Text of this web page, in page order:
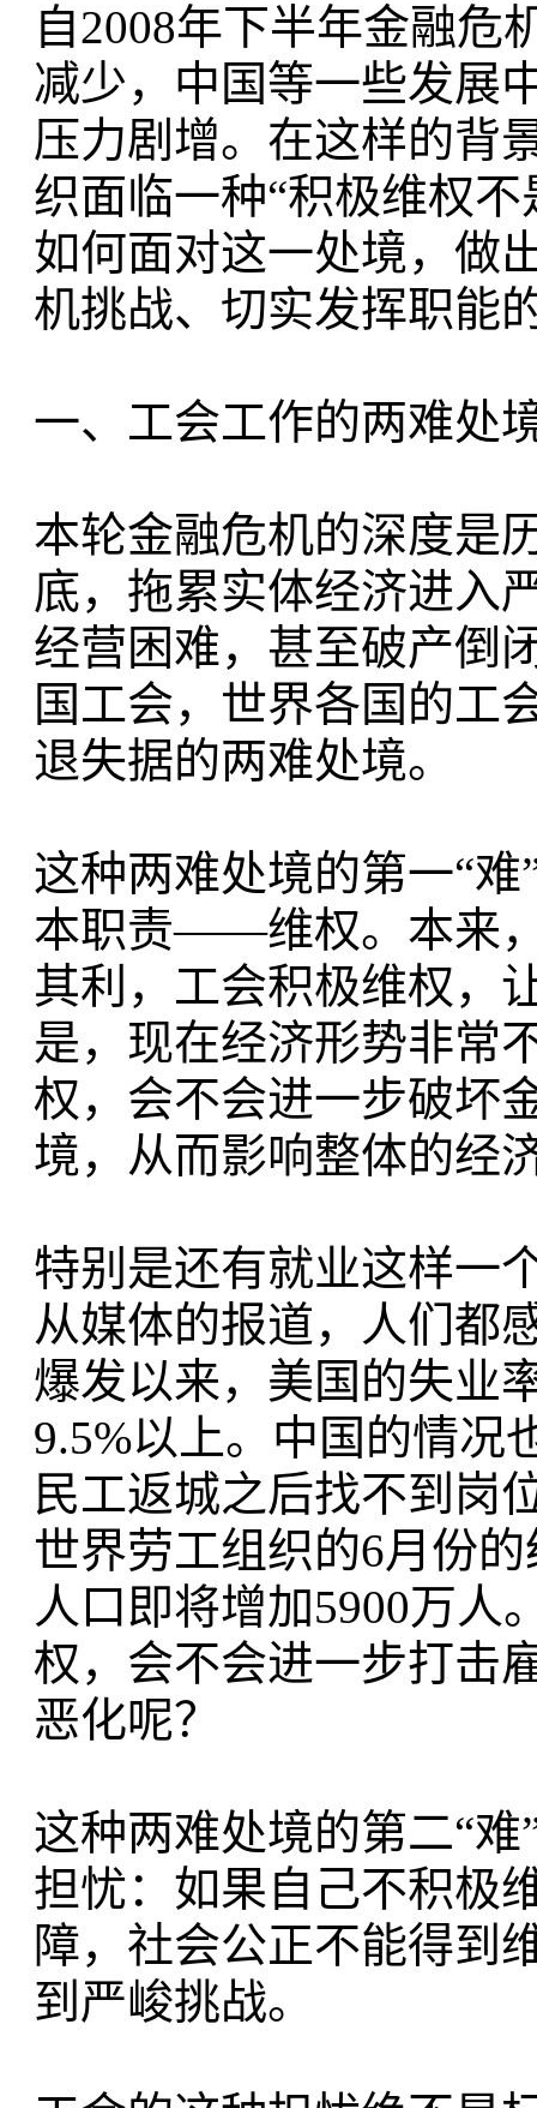
自2008年下半年金融危
减少，中国等一些发展
压力剧增。在这样的背
织面临一种“积极维权
如何面对这一处境，做
机挑战、切实发挥职能
一、工会工作的两难处
本轮金融危机的深度是
底，拖累实体经济进入
经营困难，甚至破产倒
国工会，世界各国的工
退失据的两难处境。
这种两难处境的第一“
本职责——维权。本来
其利，工会积极维权，
是，现在经济形势非常
权，会不会进一步破坏
境，从而影响整体的经
特别是还有就业这样一
从媒体的报道，人们都
爆发以来，美国的失业
9.5%以上。中国的情况
民工返城之后找不到岗
世界劳工组织的6月份
人口即将增加5900万人
权，会不会进一步打击
恶化呢？
这种两难处境的第二“
担忧：如果自己不积极
障，社会公正不能得到
到严峻挑战。